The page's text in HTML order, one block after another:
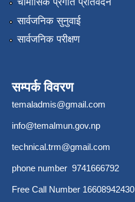
चौमासिक प्रगति प्रतिवेदन
सार्वजनिक सुनुवाई
सार्वजनिक परीक्षण
सम्पर्क विवरण
temaladmis@gmail.com
info@temalmun.gov.np
technical.trm@gmail.com
phone number 9741666792
Free Call Number 16608942430